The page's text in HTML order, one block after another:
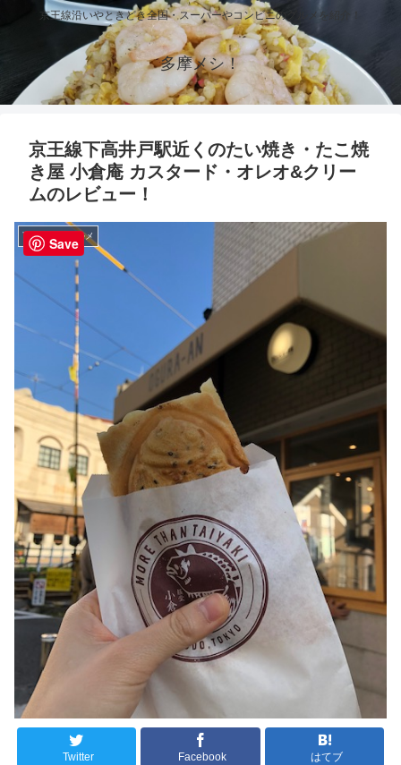
京王線沿いやときどき全国・スーパーやコンビニのグルメを紹介！
多摩メシ！
京王線下高井戸駅近くのたい焼き・たこ焼
き屋 小倉庵 カスタード・オレオ&クリー
ムのレビュー！
下高井戸のグルメ
Twitter Facebook はてブ
Save